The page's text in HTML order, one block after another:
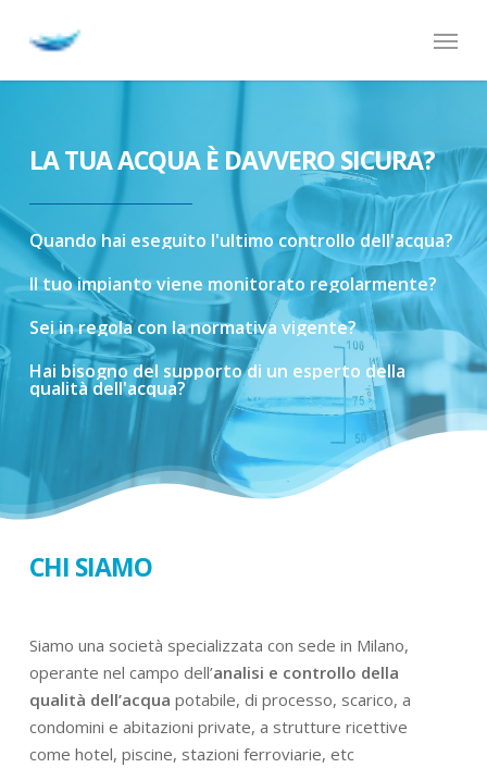
Menu
LA TUA ACQUA È DAVVERO SICURA?
Quando hai eseguito l'ultimo controllo dell'acqua?
Il tuoimpianto viene monitorato regolarmente?
Seiinregola con lanormativa vigente?
Hai bisognodel supportodi un esperto della
qualitàdell'acqua?
CHI SIAMO
Siamo una società specializzata con sede in Milano,
operante nel campo dell’analisi e controllo della
qualità dell’acqua potabile, di processo, scarico, a
condomini e abitazioni private, a strutture ricettive
come hotel, piscine, stazioni ferroviarie, etc